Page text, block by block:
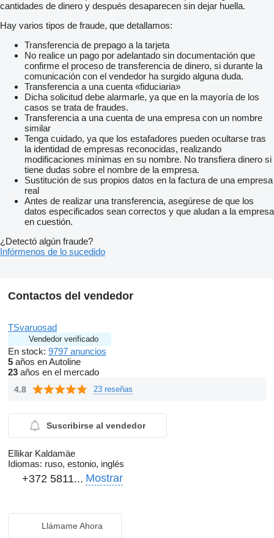
cantidades de dinero y después desaparecen sin dejar huella.
Hay varios tipos de fraude, que detallamos:
Transferencia de prepago a la tarjeta
No realice un pago por adelantado sin documentación que
confirme el proceso de transferencia de dinero, si durante la
comunicación con el vendedor ha surgido alguna duda.
Transferencia a una cuenta «fiduciaria»
Dicha solicitud debe alarmarle, ya que en la mayoría de los
casos se trata de fraudes.
Transferencia a una cuenta de una empresa con un nombre
similar
Tenga cuidado, ya que los estafadores pueden ocultarse tras
la identidad de empresas reconocidas, realizando
modificaciones mínimas en su nombre. No transfiera dinero si
tiene dudas sobre el nombre de la empresa.
Sustitución de sus propios datos en la factura de una empresa
real
Antes de realizar una transferencia, asegúrese de que los
datos especificados sean correctos y que aludan a la empresa
en cuestión.
¿Detectó algún fraude?
Infórmenos de lo sucedido
Contactos del vendedor
TSvaruosad
Vendedor verificado
En stock: 9797 anuncios
5 años en Autoline
23 años en el mercado
4.8 23 reseñas
Suscribirse al vendedor
Ellikar Kaldamäe
Idiomas: ruso, estonio, inglés
+372 5811... Mostrar
Llámame Ahora